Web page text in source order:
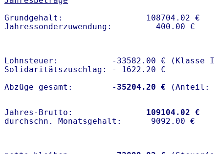
Grundgehalt:                 108704.02 €
Lohnsteuer:           -33582.00 € (Klasse I)
Solidaritätszuschlag: - 1622.20 €
Abzüge gesamt:        - 35204.20 €
Jahres-Brutto: 109104.02 €